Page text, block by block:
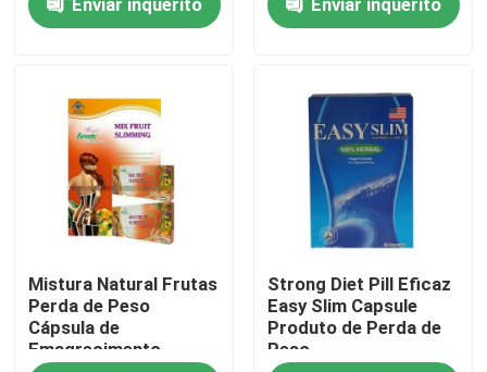
Sobre nós
Excursão da fábrica
Contacte-nos
Mistura Natural Frutas
Perda de Peso
Cápsula de
Emagrecimento
Strong Diet Pill Eficaz
Easy Slim Capsule
Produto de Perda de
Peso